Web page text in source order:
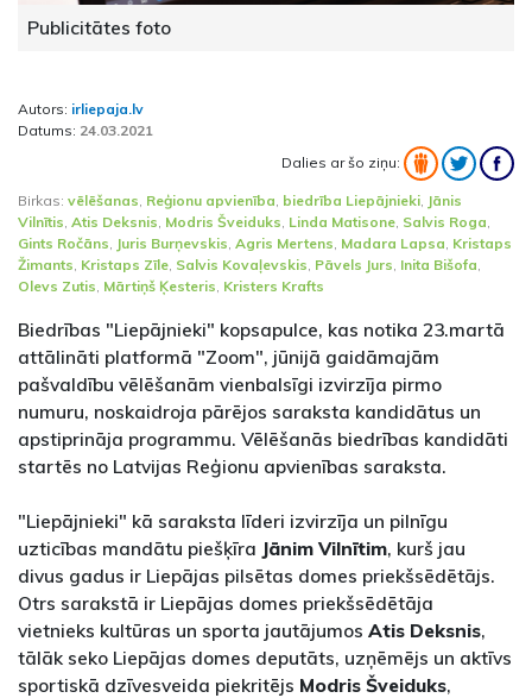
Publicitātes foto
Autors: irliepaja.lv
Datums: 24.03.2021
Dalies ar šo ziņu:
Birkas: vēlēšanas Reģionu apvienība biedrība Liepājnieki Jānis
Vilnītis Atis Deksnis Modris Šveiduks Linda Matisone Salvis Roga
Gints Ročāns Juris Burņevskis Agris Mertens Madara Lapsa Kristaps
Žimants Kristaps Zīle Salvis Kovaļevskis Pāvels Jurs Inita Bišofa
Olevs Zutis Mārtiņš Ķesteris Kristers Krafts
Biedrības "Liepājnieki" kopsapulce, kas notika 23.martā
attālināti platformā "Zoom", jūnijā gaidāmajām
pašvaldību vēlēšanām vienbalsīgi izvirzīja pirmo
numuru, noskaidroja pārējos saraksta kandidātus un
apstiprināja programmu. Vēlēšanās biedrības kandidāti
startēs no Latvijas Reģionu apvienības saraksta.
"Liepājnieki" kā saraksta līderi izvirzīja un pilnīgu
uzticības mandātu piešķīra Jānim Vilnītim, kurš jau
divus gadus ir Liepājas pilsētas domes priekšsēdētājs.
Otrs sarakstā ir Liepājas domes priekšsēdētāja
vietnieks kultūras un sporta jautājumos Atis Deksnis,
tālāk seko Liepājas domes deputāts, uzņēmējs un aktīvs
sportiskā dzīvesveida piekritējs Modris Šveiduks,